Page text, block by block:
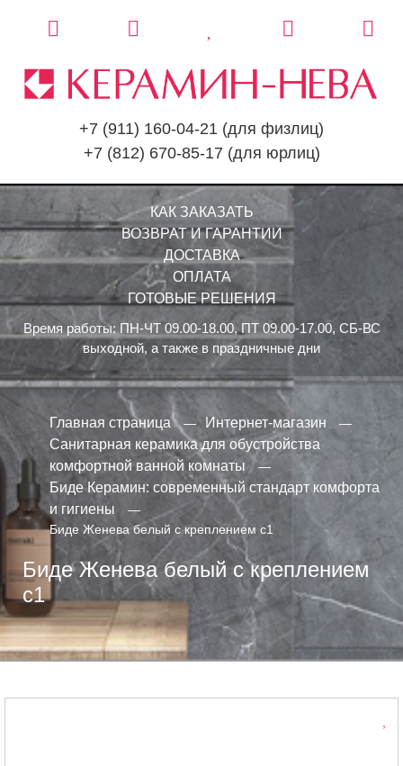
+7 (911) 160-04-21 (для физлиц)
+7 (812) 670-85-17 (для юрлиц)
КАК ЗАКАЗАТЬ
ВОЗВРАТ И ГАРАНТИИ
ДОСТАВКА
ОПЛАТА
ГОТОВЫЕ РЕШЕНИЯ
Время работы: ПН-ЧТ 09.00-18.00, ПТ 09.00-17.00, СБ-ВС
выходной, а также в праздничные дни
Главная страница
Интернет-магазин
Санитарная керамика для обустройства
комфортной ванной комнаты
Биде Керамин: современный стандарт комфорта
и гигиены
Биде Женева белый с креплением с1
Биде Женева белый с креплением
с1